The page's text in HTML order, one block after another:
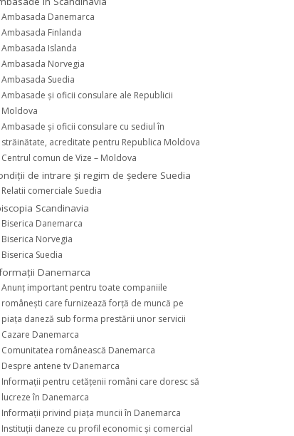
Ambasada Danemarca
Ambasada Finlanda
Ambasada Islanda
Ambasada Norvegia
Ambasada Suedia
Ambasade şi oficii consulare ale Republicii
Moldova
Ambasade şi oficii consulare cu sediul în
străinătate, acreditate pentru Republica Moldova
Centrul comun de Vize – Moldova
de intrare şi regim de şedere Suedia
Relatii comerciale Suedia
Scandinavia
Biserica Danemarca
Biserica Norvegia
Biserica Suedia
Danemarca
Anunţ important pentru toate companiile
româneşti care furnizează forţă de muncă pe
piaţa daneză sub forma prestării unor servicii
Cazare Danemarca
Comunitatea românească Danemarca
Despre antene tv Danemarca
Informaţii pentru cetăţenii români care doresc să
lucreze în Danemarca
Informaţii privind piaţa muncii în Danemarca
Instituţii daneze cu profil economic şi comercial